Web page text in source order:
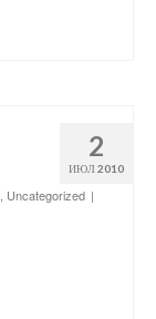
2
ИЮЛ 2010
Uncategorized |